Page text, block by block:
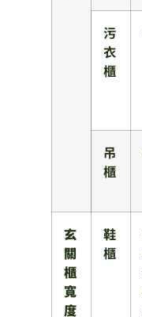
污
衣
櫃
吊
櫃
玄
關
櫃
寬
度
鞋
櫃